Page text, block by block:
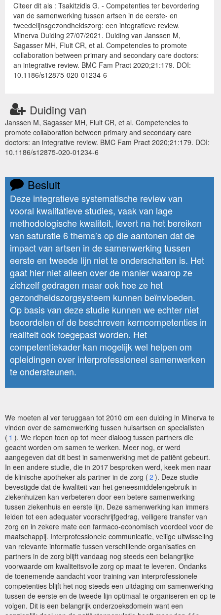
Citeer dit als : Tsakitzidis G. - Competenties ter bevordering
van de samenwerking tussen artsen in de eerste- en
tweedelijnsgezondheidszorg: een integratieve review.
Minerva Duiding 27/07/2021. Duiding van Janssen M,
Sagasser MH, Fluit CR, et al. Competencies to promote
collaboration between primary and secondary care doctors:
an integrative review. BMC Fam Pract 2020;21:179. DOI:
10.1186/s12875-020-01234-6
Duiding van
Janssen M, Sagasser MH, Fluit CR, et al. Competencies to
promote collaboration between primary and secondary care
doctors: an integrative review. BMC Fam Pract 2020;21:179. DOI:
10.1186/s12875-020-01234-6
Besluit
Deze integratieve systematische review van
vooral kwalitatieve studies, vaak van lage
methodologische kwaliteit, levert na het bereiken
van saturatie 6 thema’s op die aantonen dat de
impact van artsen in de samenwerking tussen
eerste en tweede lijn niet te onderschatten is. Het
gaat hier niet alleen over de manier waarop ze
zichzelf gedragen maar ook hoe ze het
gezondheidszorgsysteem kunnen beïnvloeden.
Op basis van deze studie kunnen we echter niet
beoordelen of de beschreven kerncompetenties in
realiteit ook toegepast worden. Het
competentiekader kan mogelijk wel helpen om
opleidingen over interprofessioneel samenwerken
te ondersteunen.
We moeten al ver teruggaan tot 2010 om een duiding in Minerva te
vinden over de samenwerking tussen huisartsen en specialisten
( 1 ). We riepen toen op tot meer dialoog tussen partners die
geacht worden om samen te werken. Meer nog, er werd
aangegeven dat dit best in samenwerking met de patiënt gebeurt.
In een andere studie, die in 2017 besproken werd, keek men naar
de klinische apotheker als partner in de zorg ( 2 ). Deze studie
bevestigde dat de kwaliteit van het geneesmiddelengebruik in
ziekenhuizen kan verbeteren door een betere samenwerking
tussen ziekenhuis en eerste lijn. Deze samenwerking kan immers
leiden tot een adequater voorschrijfgedrag, veiligere transfer van
zorg en in zekere mate een farmaco-economisch voordeel voor de
maatschappij. Interprofessionele communicatie, veilige uitwisseling
van relevante informatie tussen verschillende organisaties en
partners in de zorg blijft vandaag nog steeds een belangrijke
voorwaarde om kwaliteitsvolle zorg op maat te leveren. Ondanks
de toenemende aandacht voor training van interprofessionele
competenties blijft het nog steeds een uitdaging om samenwerking
tussen de eerste en de tweede lijn optimaal te organiseren en op te
volgen. Dit is een belangrijk onderzoeksdomein want een